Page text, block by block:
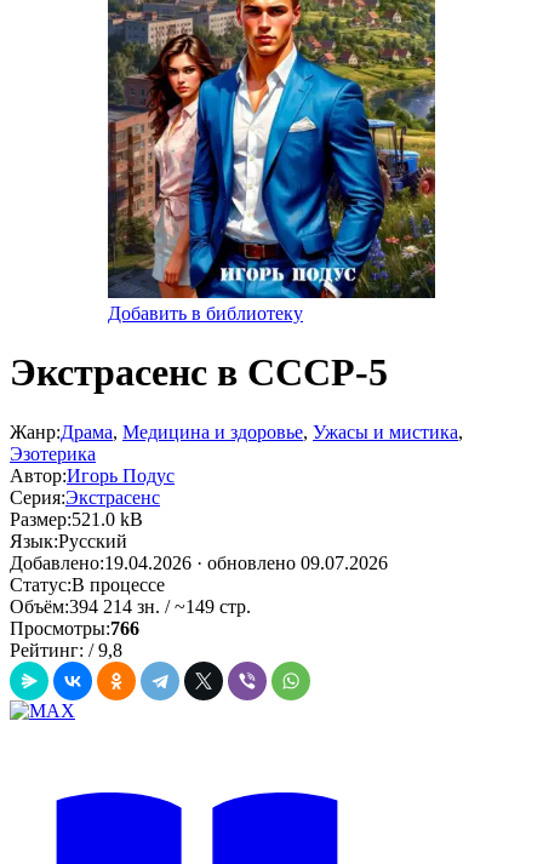
Добавить в библиотеку
Экстрасенс в СССР-5
Жанр:Драма, Медицина и здоровье, Ужасы и мистика,
Эзотерика
Автор:Игорь Подус
Серия:Экстрасенс
Размер:521.0 kB
Язык:Русский
Добавлено:19.04.2026 · обновлено 09.07.2026
Статус:В процессе
Объём:394 214 зн. / ~149 стр.
Просмотры:766
Рейтинг: / 9,8